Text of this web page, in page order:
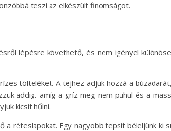
teszi az elkészült finomságot.
lépésre követhető, és nem igényel
tölteléket. A tejhez adjuk hozzá a
addig, amíg a gríz meg nem puhul és a
kicsit hűlni.
a réteslapokat. Egy nagyobb tepsit béleljünk